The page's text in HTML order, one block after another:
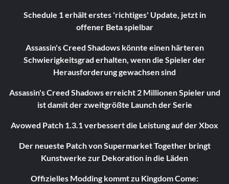
Schedule 1 erhält erstes 'richtiges' Update, jetzt in
offener Beta spielbar
Assassin's Creed Shadows könnte einen härteren
Schwierigkeitsgrad erhalten, wenn die Spieler der
Herausforderung gewachsen sind
Assassin's Creed Shadows erreicht 2 Millionen Spieler und
ist damit der zweitgrößte Launch der Serie
Avowed Patch 1.3.1 verbessert die Leistung auf der Xbox
Der neueste Patch von Supermarket Together bringt
Kunstwerke zur Dekoration in die Läden
Offizielles Modding kommt zu Kingdom Come: